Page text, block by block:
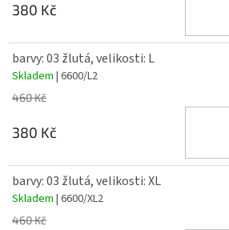
380 Kč
barvy: 03 žlutá, velikosti: L
Skladem | 6600/L2
460 Kč
380 Kč
barvy: 03 žlutá, velikosti: XL
Skladem | 6600/XL2
460 Kč